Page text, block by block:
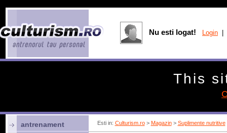
Esti in: Culturism.ro> Magazin> Suplimente nutritive
antrenament
Nu esti logat! Login
This